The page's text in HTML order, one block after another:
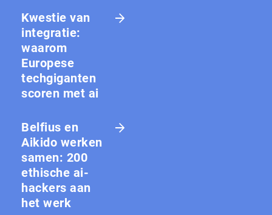
Kwestie van
integratie:
waarom
Europese
techgiganten
scoren met ai
Belfius en
Aikido werken
samen: 200
ethische ai-
hackers aan
het werk